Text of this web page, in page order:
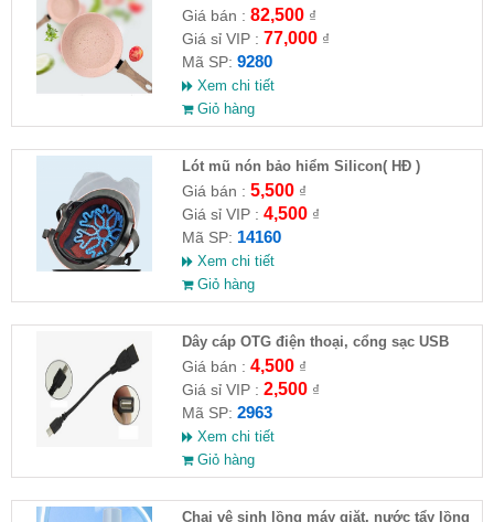
Giá bán : 82,500₫
Giá sỉ VIP : 77,000₫
Mã SP: 9280
Xem chi tiết
Giỏ hàng
Lót mũ nón bảo hiểm Silicon( HĐ )
Giá bán : 5,500₫
Giá sỉ VIP : 4,500₫
Mã SP: 14160
Xem chi tiết
Giỏ hàng
Dây cáp OTG điện thoại, cổng sạc USB
Giá bán : 4,500₫
Giá sỉ VIP : 2,500₫
Mã SP: 2963
Xem chi tiết
Giỏ hàng
Chai vệ sinh lồng máy giặt, nước tẩy lồng